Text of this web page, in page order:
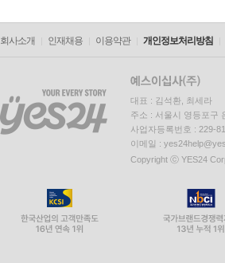
회사소개 인재채용 이용약관 개인정보처리방침
대표 : 김석환, 최세라
주소 : 서울시 영등포구
사업자등록번호 : 229-
이메일 :
Copyright ⓒ YES24